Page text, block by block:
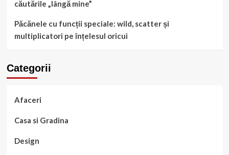
căutările „lângă mine”
Păcănele cu funcții speciale: wild, scatter și
multiplicatori pe înțelesul oricui
Categorii
Afaceri
Casa si Gradina
Design